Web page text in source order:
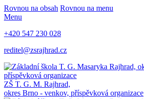
Rovnou na obsah Rovnou na menu
Menu
+420 547 230 028
reditel@zsrajhrad.cz
ZŠ T. G. M. Rajhrad,
okres Brno - venkov, příspěvková organizace